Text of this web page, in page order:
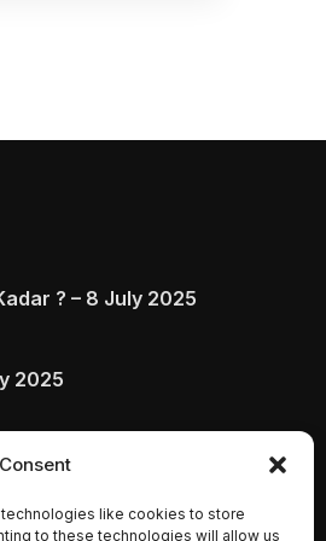
like cookies to store
to these technologies will allow us
? – 8 July 2025
2025
5 July 2025